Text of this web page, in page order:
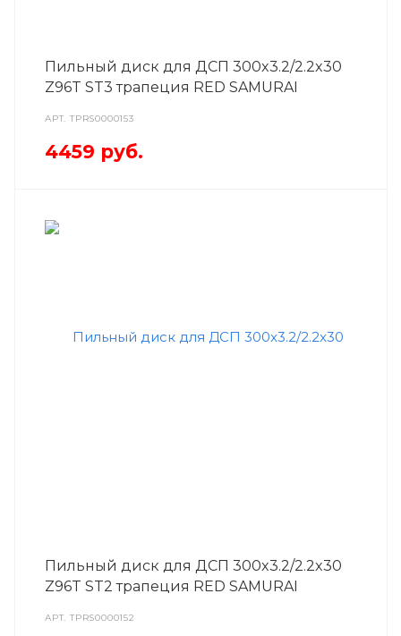
Пильный диск для ДСП 300x3.2/2.2x30
Z96T ST3 трапеция RED SAMURAI
АРТ.TPRS0000153
4459 руб.
Пильный диск для ДСП 300x3.2/2.2x30
Z96T ST2 трапеция RED SAMURAI
АРТ.TPRS0000152